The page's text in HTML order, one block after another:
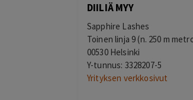
DIILIÄ MYY
Sapphire Lashes
Toinen linja 9 (n. 250 m
00530 Helsinki
Y-tunnus: 3328207-5
Yrityksen verkkosivut